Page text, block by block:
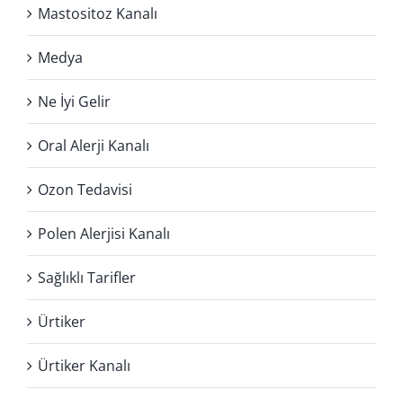
Mastositoz Kanalı
Medya
Ne İyi Gelir
Oral Alerji Kanalı
Ozon Tedavisi
Polen Alerjisi Kanalı
Sağlıklı Tarifler
Ürtiker
Ürtiker Kanalı